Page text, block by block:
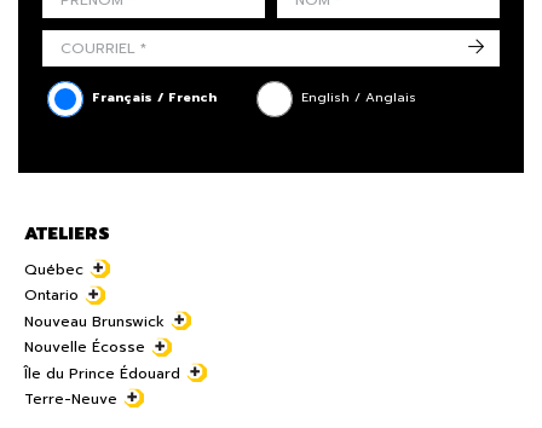
Français / French English / Anglais
->
ATELIERS
Québec
Ontario
Nouveau Brunswick
Nouvelle Écosse
Île du Prince Édouard
Terre-Neuve